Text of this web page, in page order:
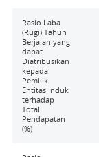
Rasio Laba
(Rugi) Tahun
Berjalan yang
dapat
Diatribusikan
kepada
Pemilik
Entitas Induk
terhadap
Total
Pendapatan
(%)